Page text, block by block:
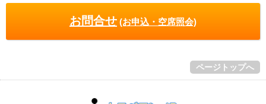
お問合せ (お申込・空席照会)
ページトップへ